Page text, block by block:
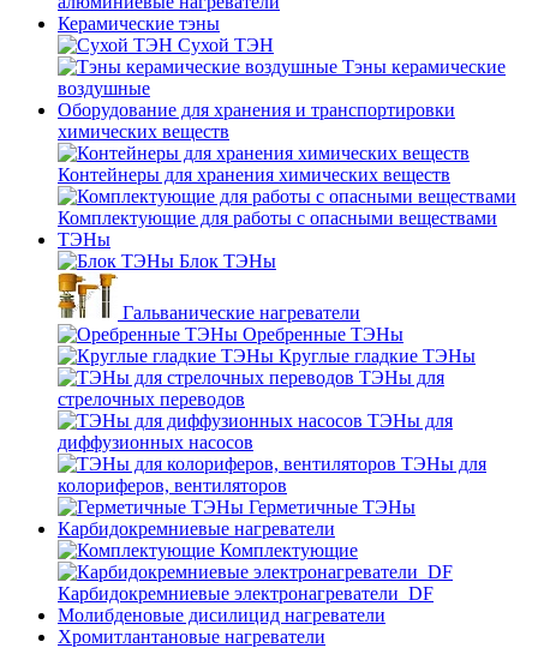
Керамические тэны
Сухой ТЭН
Тэны керамические
воздушные
Оборудование для хранения и транспортировки
химических веществ
Контейнеры для хранения химических веществ
Комплектующие для работы с опасными веществами
ТЭНы
Блок ТЭНы
Гальванические нагреватели
Оребренные ТЭНы
Круглые гладкие ТЭНы
ТЭНы для
стрелочных переводов
ТЭНы для
диффузионных насосов
ТЭНы для
колориферов, вентиляторов
Герметичные ТЭНы
Карбидокремниевые нагреватели
Комплектующие
Карбидокремниевые электронагреватели_DF
Молибденовые дисилицид нагреватели
Хромитлантановые нагреватели